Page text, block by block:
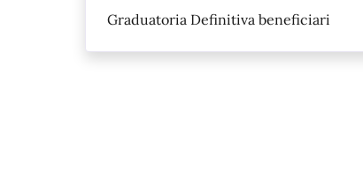
Graduatoria Definitiva beneficiari